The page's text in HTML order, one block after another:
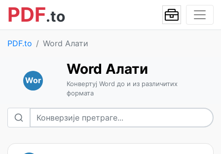
PDF.to
PDF.to Word Алати
Wor
Word Алати
Конвертуј Word до и из различитих
формата